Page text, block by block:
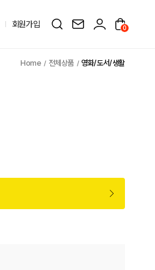
회원가입 0
전체상품 영화/도서/생활